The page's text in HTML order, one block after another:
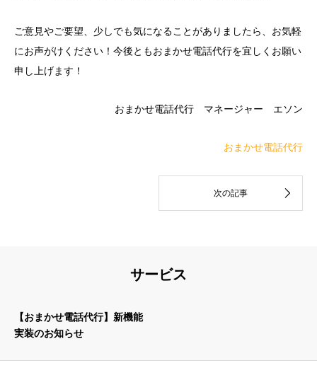
ご意見やご要望、少しでも気になることがありましたら、お気軽
にお声がけください！今後ともおまかせ電話代行を宜しくお願い
申し上げます！
おまかせ電話代行 マネージャー エソン
おまかせ電話代行
サービス
【おまかせ電話代行】新機能
実装のお知らせ